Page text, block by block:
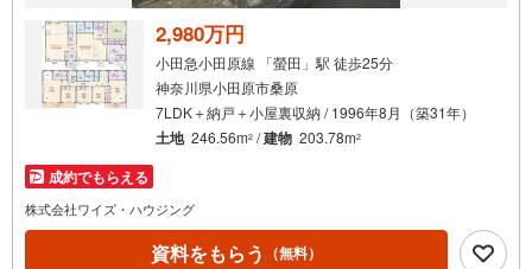
イ
ペ
ー
2,980万円
小田急小田原線 「螢田」駅 徒歩25分
神奈川県小田原市桑原
7LDK＋納戸＋小屋裏収納 / 1996年8月（築31年）
土地 246.56m2 /建物 203.78m2
成約でもらえる
株式会社ワイズ・ハウジング
資料をもらう （無料）